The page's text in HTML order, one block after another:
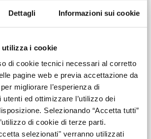
Dettagli Informazioni sui cookie
i cookie
di cookie tecnici necessari al corretto
pagine web e previa accettazione da
migliorare l’esperienza di
utenti ed ottimizzare l’utilizzo dei
Selezionando “Accetta tutti”
di cookie di terze parti.
selezionati" verranno utilizzati
Fondo principale